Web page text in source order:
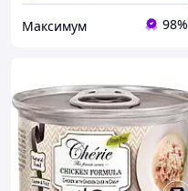
Максимум 98%